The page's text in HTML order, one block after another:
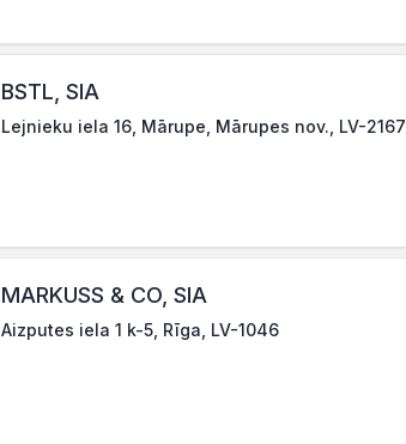
BSTL, SIA
Lejnieku iela 16, Mārupe, Mārupes nov., LV-2167
MARKUSS & CO, SIA
Aizputes iela 1 k-5, Rīga, LV-1046